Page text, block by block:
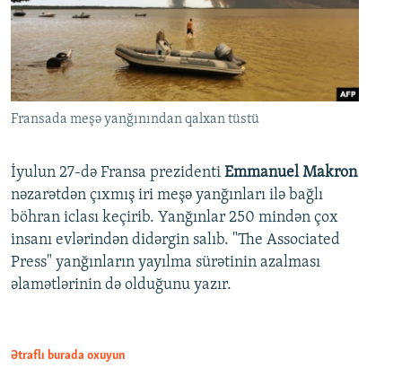
Fransada meşə yanğınından qalxan tüstü
İyulun 27-də Fransa prezidenti Emmanuel Makron
nəzarətdən çıxmış iri meşə yanğınları ilə bağlı
böhran iclası keçirib. Yanğınlar 250 mindən çox
insanı evlərindən didərgin salıb. "The Associated
Press" yanğınların yayılma sürətinin azalması
əlamətlərinin də olduğunu yazır.
Ətraflı burada oxuyun